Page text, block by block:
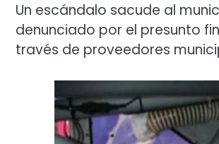
Un escándalo sacude al
denunciado por el presunto
través de proveedores